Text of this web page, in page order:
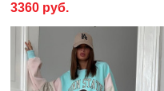
3360 руб.